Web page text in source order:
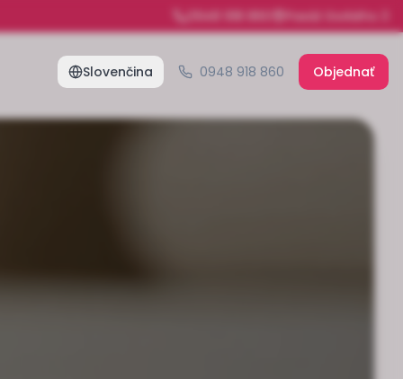
0948 918 860 Pasáž Gorkého 3
Slovenčina 0948 918 860 Objednať